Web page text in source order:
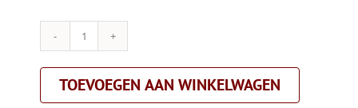
Cascina
Degli
Ulivi,
Ilaria
Belloti|ivag|wit
TOEVOEGEN AAN WINKELWAGEN